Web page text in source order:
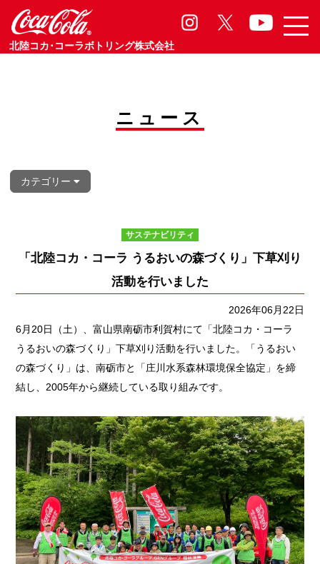
北陸コカ･コーラボトリング株式会社
サステナビリティ Sasutainability
ニュース
カテゴリー
サステナビリティ
「北陸コカ・コーラ うるおいの森づくり」下草刈り
活動を行いました
2026年06月22日
6月20日（土）、富山県南砺市利賀村にて「北陸コカ・コーラ
うるおいの森づくり」下草刈り活動を行いました。「うるおい
の森づくり」は、南砺市と「庄川水系森林環境保全協定」を締
結し、2005年から継続している取り組みです。